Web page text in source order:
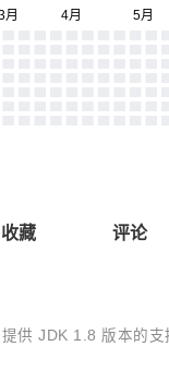
收藏 评论
供 JDK 1.8 版本的